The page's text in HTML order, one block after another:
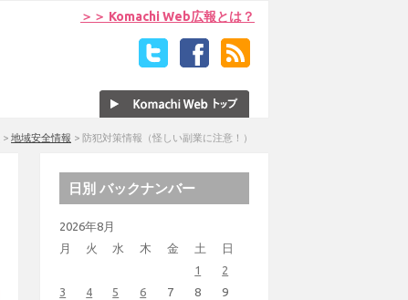
＞＞ Komachi Web広報とは？
> 地域安全情報 > 防犯対策情報（怪しい副業に注意！）
日別 バックナンバー
2026年8月
月
火 水 木 金 土 日
1
2
3
4 5 6 7 8
9